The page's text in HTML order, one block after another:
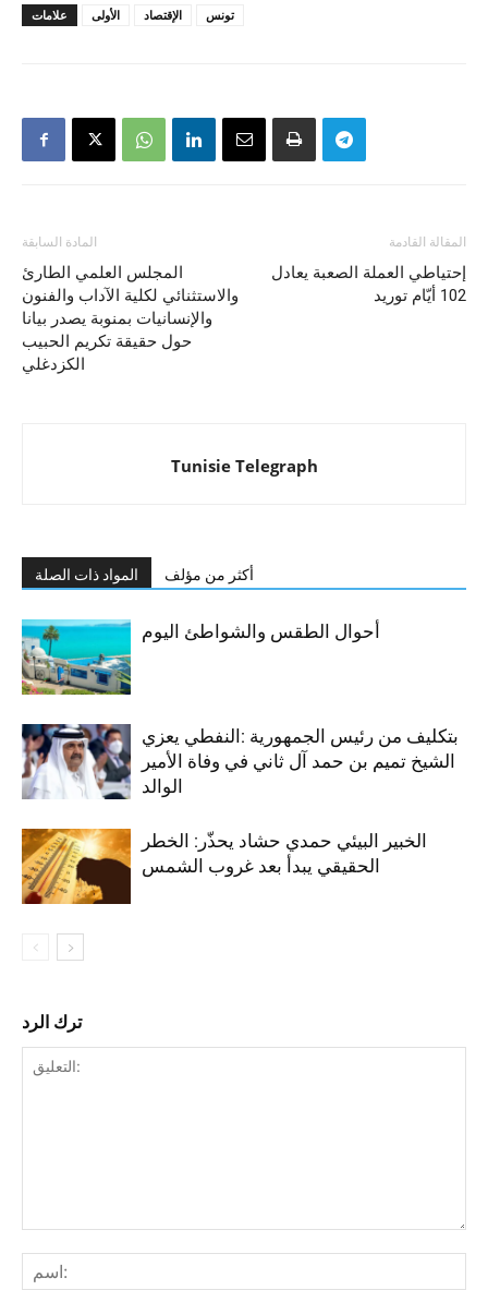
علامات الأولى الإقتصاد تونس
المادة السابقة
المجلس العلمي الطارئ
والاستثنائي لكلية الآداب والفنون
والإنسانيات بمنوبة يصدر بيانا
حول حقيقة تكريم الحبيب
الكزدغلي
المقالة القادمة
إحتياطي العملة الصعبة يعادل
102 أيّام توريد
Tunisie Telegraph
المواد ذات الصلة أكثر من مؤلف
أحوال الطقس والشواطئ اليوم
بتكليف من رئيس الجمهورية :النفطي يعزي
الشيخ تميم بن حمد آل ثاني في وفاة الأمير
الوالد
الخبير البيئي حمدي حشاد يحذّر: الخطر
الحقيقي يبدأ بعد غروب الشمس
ترك الرد